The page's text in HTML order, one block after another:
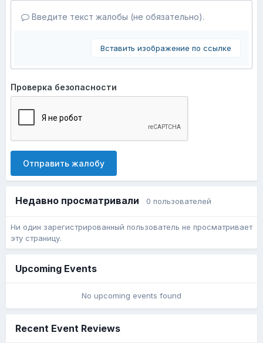
Введите текст жалобы (не обязательно).
Вставить изображение по ссылке
Проверка безопасности
Отправить жалобу
Недавно просматривали 0 пользователей
Ни один зарегистрированный пользователь не просматривает
эту страницу.
Upcoming Events
No upcoming events found
Recent Event Reviews